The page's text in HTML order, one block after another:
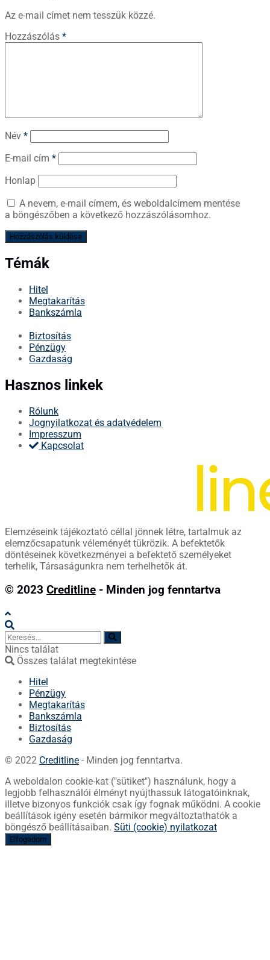
Az e-mail címet nem tesszük közzé.
Hozzászólás *
Név *
E-mail cím *
Honlap
A nevem, e-mail címem, és weboldalcímem mentése
a böngészőben a következő hozzászólásomhoz.
Témák
Hitel
Megtakarítás
Bankszámla
Biztosítás
Pénzügy
Gazdaság
Hasznos linkek
Rólunk
Jognyilatkozat és adatvédelem
Impresszum
Kapcsolat
Elemzéseink tájékoztató céllal jönnek létre, tartalmuk az
elemzőcsapatunk véleményét tükrözik. A befektetők
döntéseinek következményei a befektető személyeket
terhelik, Társaságunkra nem terhelhetők át.
© 2023 Creditline - Minden jog fenntartva
Nincs találat
Összes találat megtekintése
Hitel
Pénzügy
Megtakarítás
Bankszámla
Biztosítás
Gazdaság
© 2022 Creditline - Minden jog fenntartva.
A weboldalon cookie-kat ("sütiket") használunk, hogy a
legjobb felhasználói élményt nyújthassuk látogatóinknak,
illetve bizonyos funkciók csak így fognak működni. A cookie
beállítások igény esetén bármikor megváltoztathatók a
böngésző beállításaiban. Süti (cookie) nyilatkozat
Elfogadom